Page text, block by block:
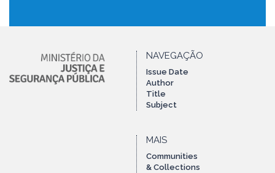
NAVEGAÇÃO
Issue Date
Author
Title
Subject
MAIS
Communities
& Collections